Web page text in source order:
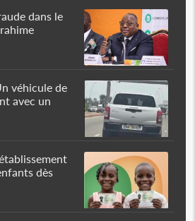
dans le
véhicule de
avec un
dès